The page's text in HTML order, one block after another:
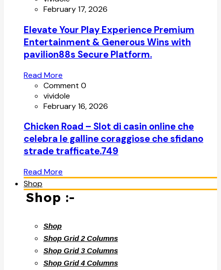
February 17, 2026
Elevate Your Play Experience Premium
Entertainment & Generous Wins with
pavilion88s Secure Platform.
Read More
Comment 0
vividole
February 16, 2026
Chicken Road – Slot di casin online che
celebra le galline coraggiose che sfidano
strade trafficate.749
Read More
Shop
Shop :-
Shop
Shop Grid 2 Columns
Shop Grid 3 Columns
Shop Grid 4 Columns